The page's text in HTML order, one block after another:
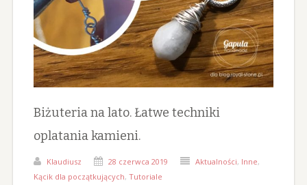
Biżuteria na lato. Łatwe techniki
oplatania kamieni.
Klaudiusz 28 czerwca 2019 Aktualności, Inne,
Kącik dla początkujących, Tutoriale